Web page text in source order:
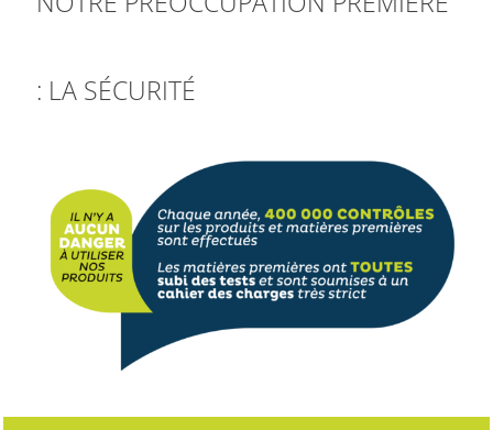
: LA SÉCURITÉ